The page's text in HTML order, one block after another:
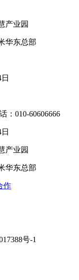
产业园
华东总部
：010-60606666
产业园
华东总部
作
号-1